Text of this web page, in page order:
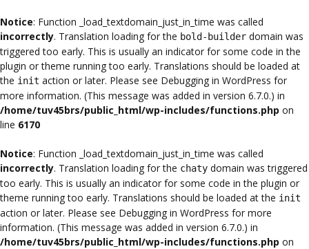
Notice: Function _load_textdomain_just_in_time was called
incorrectly. Translation loading for the bold-builder domain was
triggered too early. This is usually an indicator for some code in the
plugin or theme running too early. Translations should be loaded at
the init action or later. Please see Debugging in WordPress for
more information. (This message was added in version 6.7.0.) in
/home/tuv45brs/public_html/wp-includes/functions.php on
line 6170
Notice: Function _load_textdomain_just_in_time was called
incorrectly. Translation loading for the chaty domain was triggered
too early. This is usually an indicator for some code in the plugin or
theme running too early. Translations should be loaded at the init
action or later. Please see Debugging in WordPress for more
information. (This message was added in version 6.7.0.) in
/home/tuv45brs/public_html/wp-includes/functions.php on